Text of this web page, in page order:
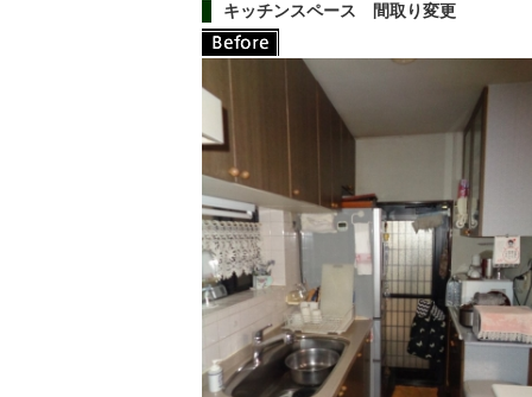
キッチンスペース 間取り変更